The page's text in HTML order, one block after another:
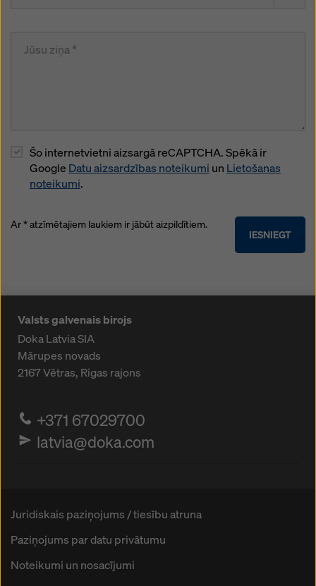
Šo internetvietni aizsargā reCAPTCHA. Spēkā ir
Google Datu aizsardzības noteikumi un Lietošanas
noteikumi.
IESNIEGT
Ar * atzīmētajiem laukiem ir jābūt aizpildītiem.
Valsts galvenais birojs
Doka Latvia SIA
Mārupes novads
2167Vētras, Rigas rajons
+371 67029700
latvia@doka.com
Juridiskais paziņojums / tiesību atruna
Paziņojums par datu privātumu
Noteikumi un nosacījumi